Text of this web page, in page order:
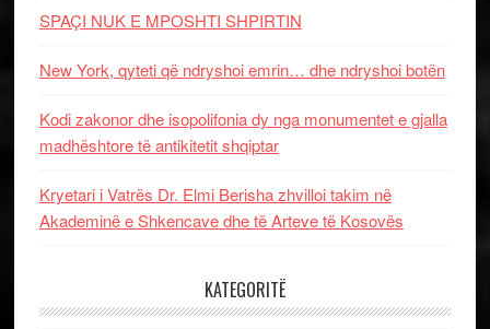
SPAÇI NUK E MPOSHTI SHPIRTIN
New York, qyteti që ndryshoi emrin… dhe ndryshoi botën
Kodi zakonor dhe isopolifonia dy nga monumentet e gjalla
madhështore të antikitetit shqiptar
Kryetari i Vatrës Dr. Elmi Berisha zhvilloi takim në
Akademinë e Shkencave dhe të Arteve të Kosovës
KATEGORITË